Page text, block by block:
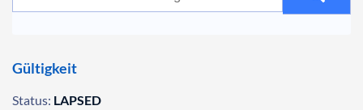
Gültigkeit
Status: LAPSED